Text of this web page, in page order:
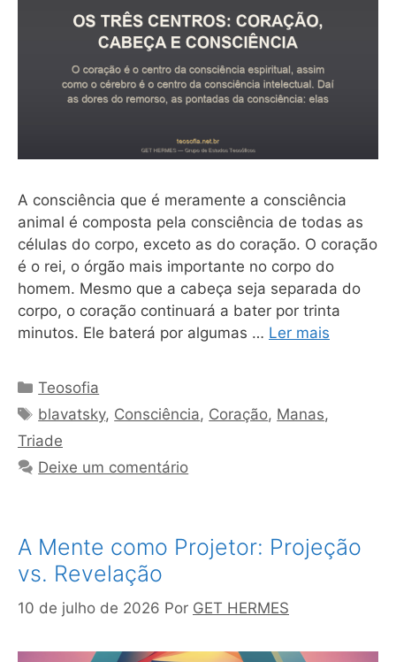
A consciência que é meramente a consciência
animal é composta pela consciência de todas as
células do corpo, exceto as do coração. O coração
é o rei, o órgão mais importante no corpo do
homem. Mesmo que a cabeça seja separada do
corpo, o coração continuará a bater por trinta
minutos. Ele baterá por algumas … Ler mais
Categorias
Teosofia
Tags
blavatsky, Consciência, Coração, Manas,
Triade
Deixe um comentário
A Mente como Projetor: Projeção
vs. Revelação
10 de julho de 2026 Por GET HERMES